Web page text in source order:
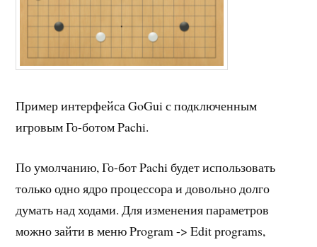
Пример интерфейса GoGui с подключенным
игровым Го-ботом Pachi.
По умолчанию, Го-бот Pachi будет использовать
только одно ядро процессора и довольно долго
думать над ходами. Для изменения параметров
можно зайти в меню Program -> Edit programs,